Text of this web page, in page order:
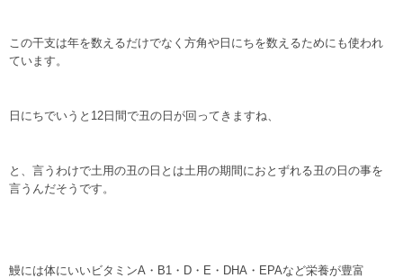
この干支は年を数えるだけでなく方角や日にちを数えるためにも使われ
ています。
日にちでいうと12日間で丑の日が回ってきますね、
と、言うわけで土用の丑の日とは土用の期間におとずれる丑の日の事を
言うんだそうです。
鰻には体にいいビタミンA・B1・D・E・DHA・EPAなど栄養が豊富